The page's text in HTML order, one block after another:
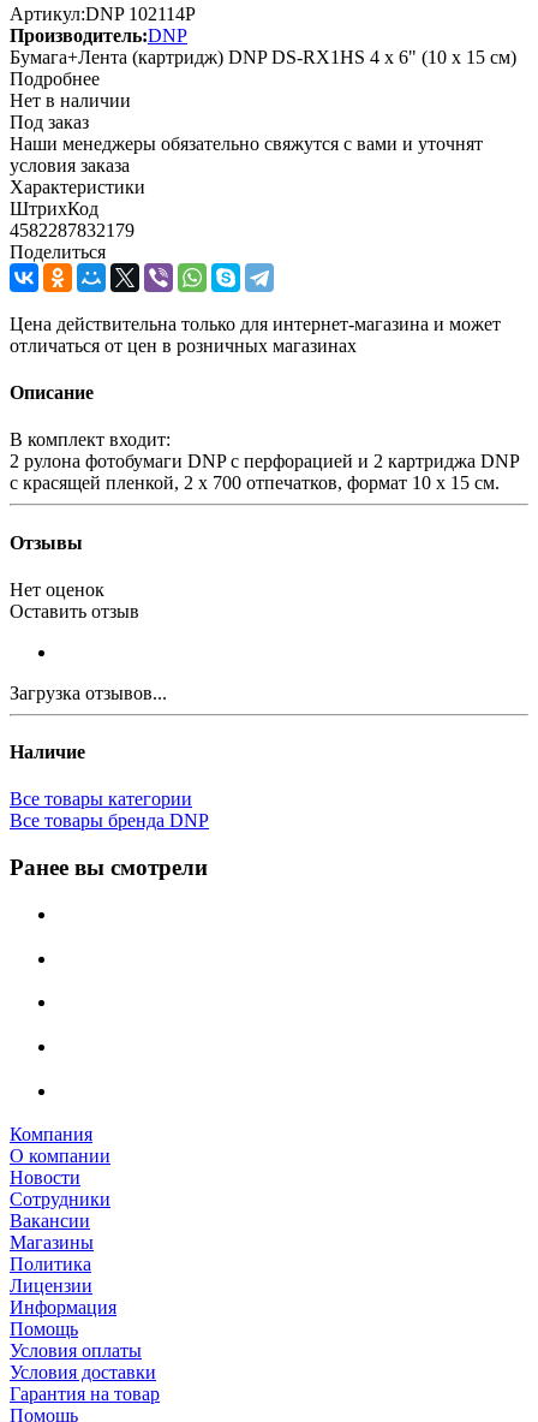
Артикул:DNP 102114P
Производитель:DNP
Бумага+Лента (картридж) DNP DS-RX1HS 4 x 6" (10 x 15 см)
Подробнее
Нет в наличии
Под заказ
Наши менеджеры обязательно свяжутся с вами и уточнят
условия заказа
Характеристики
ШтрихКод
4582287832179
Поделиться
Цена действительна только для интернет-магазина и может
отличаться от цен в розничных магазинах
Описание
В комплект входит:
2 рулона фотобумаги DNP с перфорацией и 2 картриджа DNP
с красящей пленкой, 2 х 700 отпечатков, формат 10 x 15 см.
Отзывы
Нет оценок
Оставить отзыв
Загрузка отзывов...
Наличие
Все товары категории
Все товары бренда DNP
Ранее вы смотрели
Компания
О компании
Новости
Сотрудники
Вакансии
Магазины
Политика
Лицензии
Информация
Помощь
Условия оплаты
Условия доставки
Гарантия на товар
Помощь